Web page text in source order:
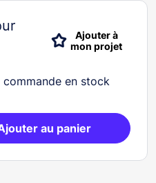
Ajouter à
mon projet
en stock
au panier